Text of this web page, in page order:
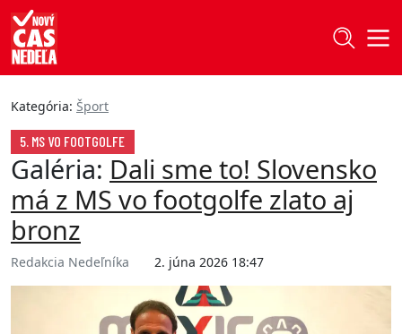
Kategória: Šport
5. MS VO FOOTGOLFE
Galéria: Dali sme to! Slovensko
má z MS vo footgolfe zlato aj
bronz
Redakcia Nedeľníka 2. júna 2026 18:47